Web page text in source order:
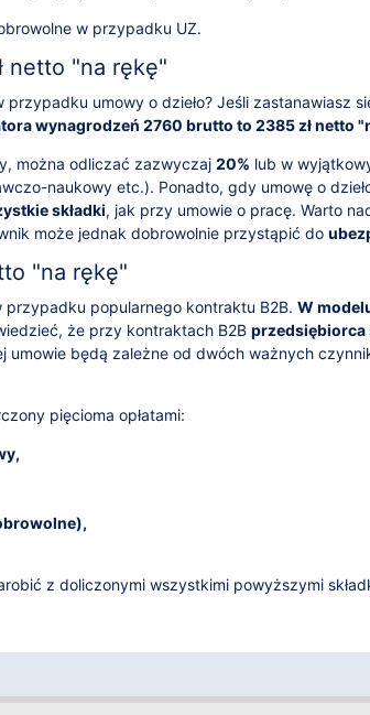
w przypadku UZ.
netto "na rękę"
umowy o dzieło? Jeśli zastanawiasz
wynagrodzeń 2760 brutto to 2385 zł netto
można odliczać zazwyczaj 20% lub w
naukowy etc.). Ponadto, gdy umowę o
składki, jak przy umowie o pracę. Warto
może jednak dobrowolnie przystąpić do
"na rękę"
popularnego kontraktu B2B. W
że przy kontraktach B2B przedsiębiorca
umowie będą zależne od dwóch ważnych
pięcioma opłatami:
z doliczonymi wszystkimi powyższymi